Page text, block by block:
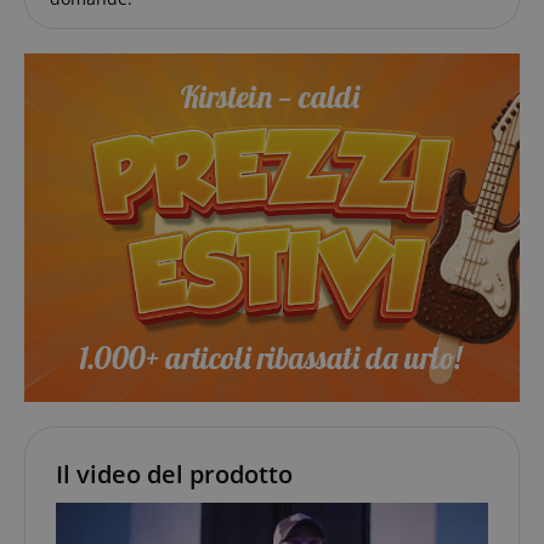
Il video del prodotto
www.kirstein.it
FPGSID .kirstein.it